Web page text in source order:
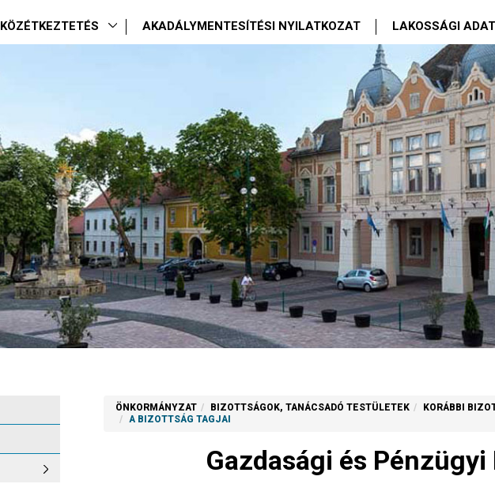
KÖZÉTKEZTETÉS AKADÁLYMENTESÍTÉSI NYILATKOZAT LAKOSSÁGI
Gazdasági és Pénzügyi Bizottság ülései
ÖNKORMÁNYZAT BIZOTTSÁGOK, TANÁCSADÓ TESTÜLETEK KORÁBBI
A BIZOTTSÁG TAGJAI
Gazdasági és